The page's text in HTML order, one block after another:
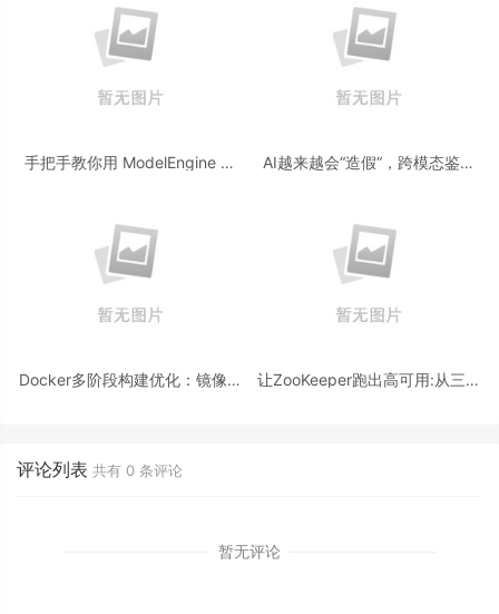
手把手教你用 ModelEngine 打
AI越来越会“造假“，跨模态鉴伪
Docker多阶段构建优化：镜像体
让ZooKeeper跑出高可用:从三节
评论列表 共有 0 条评论
暂无评论